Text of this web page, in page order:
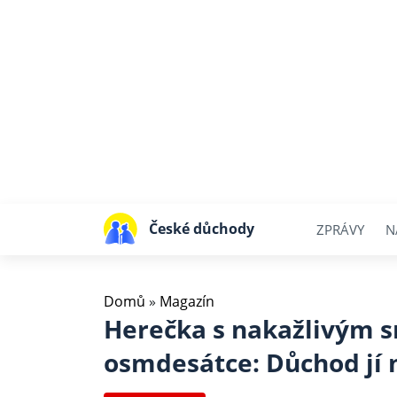
České důchody ZPRÁVY
Domů » Magazín
Herečka s nakažlivým
osmdesátce: Důchod jí